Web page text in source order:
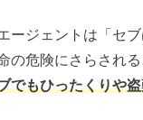
ージェントは「セ
の危険にさらされ
でもひったくりや